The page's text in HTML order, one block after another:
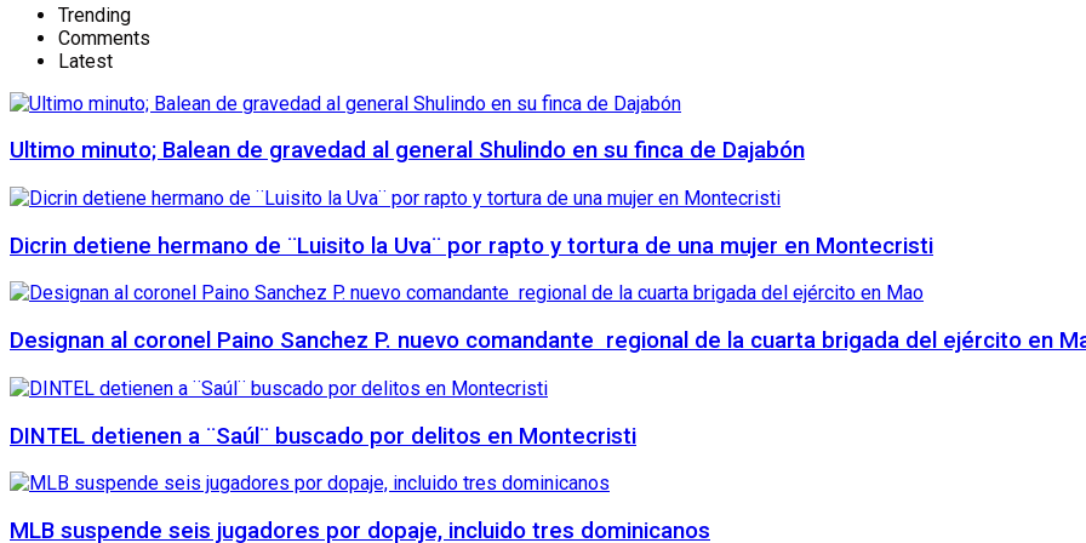
Trending
Comments
Latest
Ultimo minuto; Balean de gravedad al general Shulindo en su finca de Dajabón
Dicrin detiene hermano de ¨Luisito la Uva¨ por rapto y tortura de una mujer en Montecristi
Designan al coronel Paino Sanchez P. nuevo comandante regional de la cuarta brigada del ejército en
DINTEL detienen a ¨Saúl¨ buscado por delitos en Montecristi
MLB suspende seis jugadores por dopaje, incluido tres dominicanos